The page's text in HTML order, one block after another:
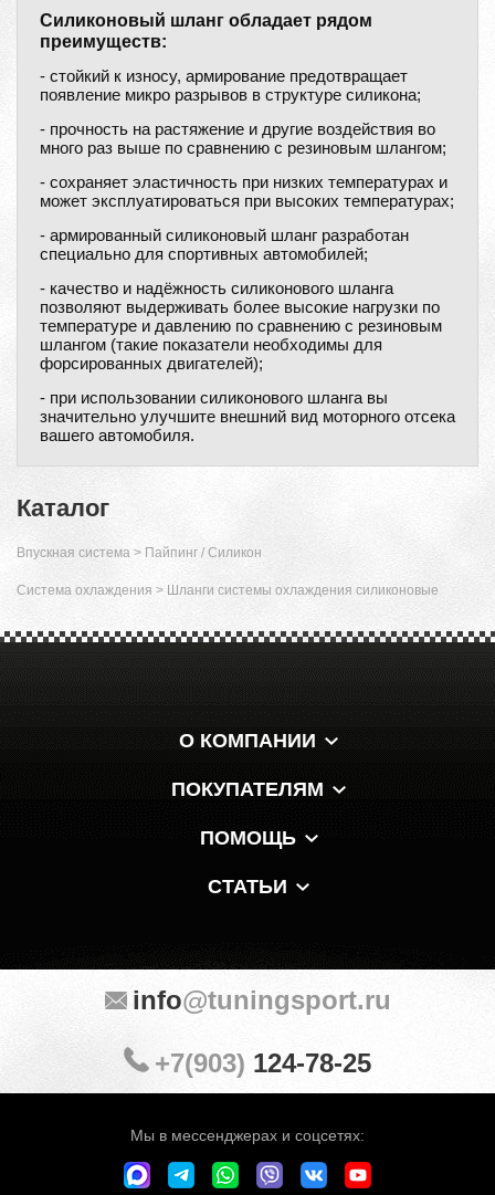
Силиконовый шланг обладает рядом
преимуществ:
- стойкий к износу, армирование предотвращает
появление микро разрывов в структуре силикона;
- прочность на растяжение и другие воздействия во
много раз выше по сравнению с резиновым шлангом;
- сохраняет эластичность при низких температурах и
может эксплуатироваться при высоких температурах;
- армированный силиконовый шланг разработан
специально для спортивных автомобилей;
- качество и надёжность силиконового шланга
позволяют выдерживать более высокие нагрузки по
температуре и давлению по сравнению с резиновым
шлангом (такие показатели необходимы для
форсированных двигателей);
- при использовании силиконового шланга вы
значительно улучшите внешний вид моторного отсека
вашего автомобиля.
Каталог
Впускная система > Пайпинг / Силикон
Система охлаждения > Шланги системы охлаждения силиконовые
О КОМПАНИИ
ПОКУПАТЕЛЯМ
ПОМОЩЬ
СТАТЬИ
Мы в мессенджерах и соцсетях:
info@tuningsport.ru
+7(903) 124-78-25